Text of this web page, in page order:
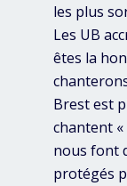
les plus
Les UB
êtes la
Brest est
chantent
nous font
protégés